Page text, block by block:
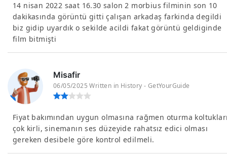
14 nisan 2022 saat 16.30 salon 2 morbius filminin son 10
dakikasında görüntü gitti çalışan arkadaş farkinda degildi
biz gidip uyardık o sekilde acildi fakat görüntü geldiginde
film bitmişti
Misafir
06/05/2025 Written in History - GetYourGuide
Fiyat bakımından uygun olmasına rağmen oturma
çok kirli, sinemanın ses düzeyide rahatsız edici olması
gereken desibele göre kontrol edilmeli.